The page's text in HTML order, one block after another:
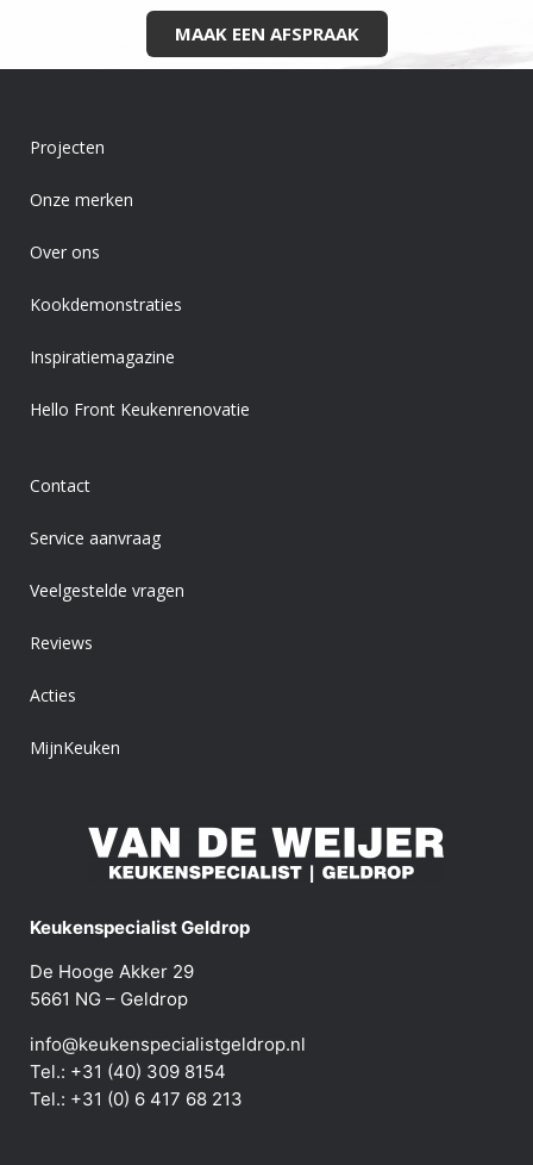
MAAK EEN AFSPRAAK
Projecten
Onze merken
Over ons
Kookdemonstraties
Inspiratiemagazine
Hello Front Keukenrenovatie
Contact
Service aanvraag
Veelgestelde vragen
Reviews
Acties
MijnKeuken
Keukenspecialist Geldrop
De Hooge Akker 29
5661 NG – Geldrop
info@keukenspecialistgeldrop.nl
Tel.: +31 (40) 309 8154
Tel.: +31 (0) 6 417 68 213